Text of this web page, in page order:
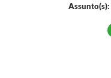
Assunto(s):